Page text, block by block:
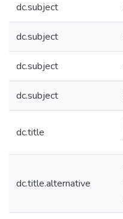
dc.subject
dc.subject
dc.subject
dc.subject
dc.title
dc.title.alternative